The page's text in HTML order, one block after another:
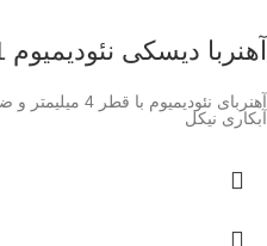
آهنربا دیسکی نئودیمیوم 1*4
آبکاری نیکل